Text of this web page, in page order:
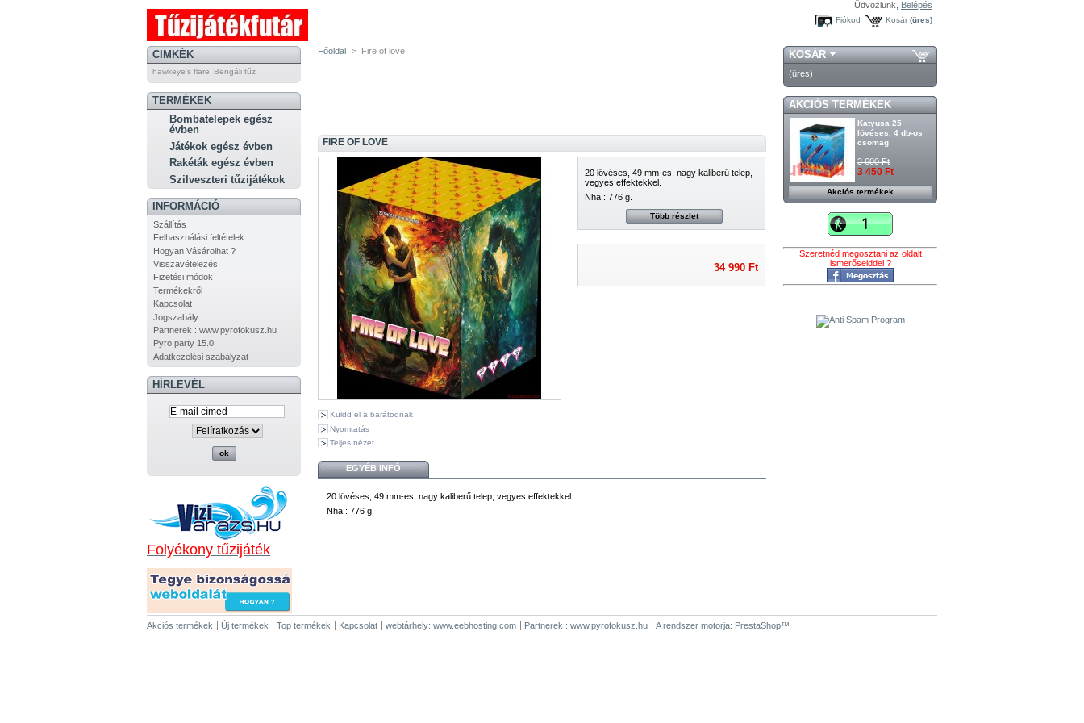
Üdvözlünk, Belépés
Kosár (üres)
Fiókod
CIMKÉK
hawkeye's flare Bengáli tűz
TERMÉKEK
Bombatelepek egész
évben
Játékok egész évben
Rakéták egész évben
Szilveszteri tűzijátékok
INFORMÁCIÓ
Szállítás
Felhasználási feltételek
Hogyan Vásárolhat ?
Visszavételezés
Fizetési módok
Termékekről
Kapcsolat
Jogszabály
Partnerek : www.pyrofokusz.hu
Pyro party 15.0
Adatkezelési szabályzat
HÍRLEVÉL
Folyékony tűzijáték
Főoldal > Fire of love
FIRE OF LOVE
Küldd el a barátodnak
Nyomtatás
Teljes nézet
20 lövéses, 49 mm-es, nagy kaliberű telep,
vegyes effektekkel.
Nha.: 776 g.
Több részlet
34 990 Ft
EGYÉB INFÓ
20 lövéses, 49 mm-es, nagy kaliberű telep, vegyes effektekkel.
Nha.: 776 g.
KOSÁR
(üres)
AKCIÓS TERMÉKEK
Katyusa 25
lövéses, 4 db-os
csomag
3 600 Ft
3 450 Ft
Akciós termékek
Szeretnéd megosztani az oldalt
ismerőseiddel ?
Akciós termékek Új termékek Top termékek Kapcsolat webtárhely: www.eebhosting.com Partnerek : www.pyrofokusz.hu A rendszer motorja: PrestaShop™